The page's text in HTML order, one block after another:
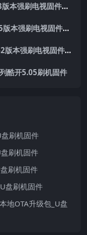
TCL电视V8-S38AT01-LF1V123版本强刷电视固件包下载
TCL电视V8-RT95001-LF1V215版本强刷电视固件包下载
TCL电视V8-0MT5508-LF1V362版本强刷电视固件包下载
酷开5.05刷机固件
刷机固件
刷机固件
刷机固件
盘刷机固件
地OTA升级包_U盘